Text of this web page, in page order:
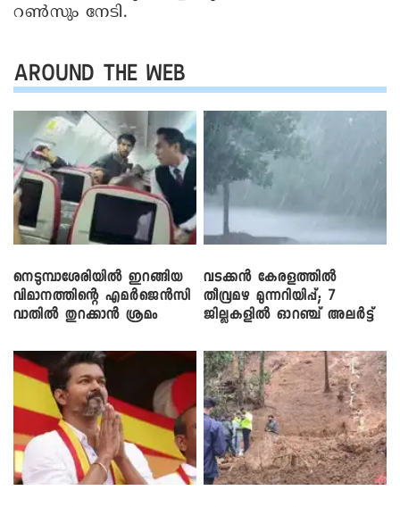
റൺസും നേടി.
AROUND THE WEB
നെടുമ്പാശേരിയിൽ ഇറങ്ങിയ
വിമാനത്തിന്റെ എമർജെൻസി
വാതിൽ തുറക്കാൻ ശ്രമം
വടക്കൻ കേരളത്തിൽ
തീവ്രമഴ മുന്നറിയിപ്പ്; 7
ജില്ലകളിൽ ഓറഞ്ച് അലർട്ട്